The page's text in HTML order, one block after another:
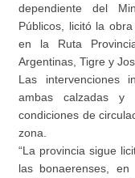
dependiente del
Públicos, licitó la
en la Ruta
Argentinas, Tigre y
Las intervenciones
ambas calzadas y
condiciones de
zona.
“La provincia sigue
las bonaerenses,